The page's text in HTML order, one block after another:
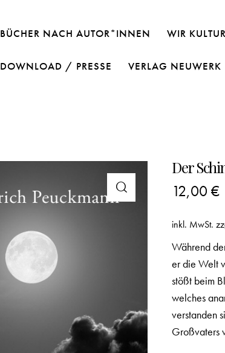
BÜCHER NACH AUTOR*INNEN WIR
DOWNLOAD / PRESSE VERLAG NEUWERK
Der
12,00€
inkl. MwSt.
Während
er die Welt
stößt beim
welches
verstanden
Großvaters